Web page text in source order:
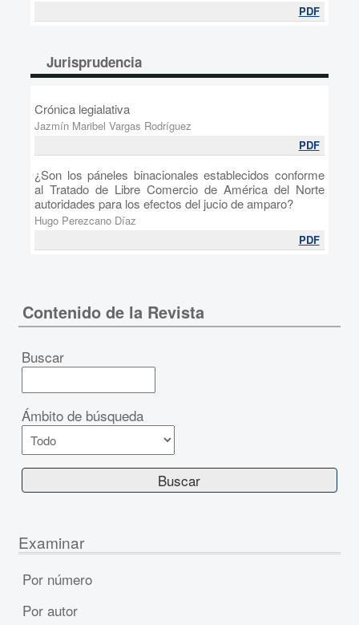
PDF
Jurisprudencia
Crónica legialativa
Jazmín Maribel Vargas Rodríguez
PDF
¿Son los páneles binacionales establecidos conforme
al Tratado de Libre Comercio de América del Norte
autoridades para los efectos del jucio de amparo?
Hugo Perezcano Díaz
PDF
Contenido de la Revista
Buscar
Ámbito de búsqueda
Examinar
Por número
Por autor